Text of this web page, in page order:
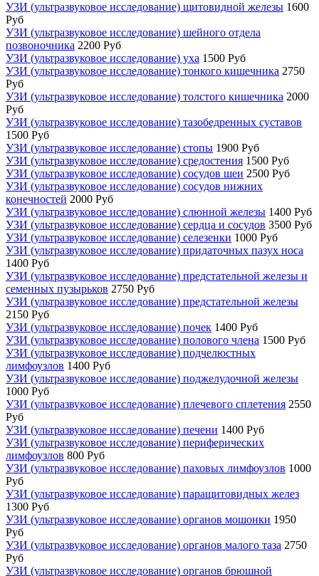
УЗИ (ультразвуковое исследование) щитовидной железы 1600
Руб
УЗИ (ультразвуковое исследование) шейного отдела
позвоночника 2200 Руб
УЗИ (ультразвуковое исследование) уха 1500 Руб
УЗИ (ультразвуковое исследование) тонкого кишечника 2750
Руб
УЗИ (ультразвуковое исследование) толстого кишечника 2000
Руб
УЗИ (ультразвуковое исследование) тазобедренных суставов
1500 Руб
УЗИ (ультразвуковое исследование) стопы 1900 Руб
УЗИ (ультразвуковое исследование) средостения 1500 Руб
УЗИ (ультразвуковое исследование) сосудов шеи 2500 Руб
УЗИ (ультразвуковое исследование) сосудов нижних
конечностей 2000 Руб
УЗИ (ультразвуковое исследование) слюнной железы 1400 Руб
УЗИ (ультразвуковое исследование) сердца и сосудов 3500 Руб
УЗИ (ультразвуковое исследование) селезенки 1000 Руб
УЗИ (ультразвуковое исследование) придаточных пазух носа
1400 Руб
УЗИ (ультразвуковое исследование) предстательной железы и
семенных пузырьков 2750 Руб
УЗИ (ультразвуковое исследование) предстательной железы
2150 Руб
УЗИ (ультразвуковое исследование) почек 1400 Руб
УЗИ (ультразвуковое исследование) полового члена 1500 Руб
УЗИ (ультразвуковое исследование) подчелюстных
лимфоузлов 1400 Руб
УЗИ (ультразвуковое исследование) поджелудочной железы
1000 Руб
УЗИ (ультразвуковое исследование) плечевого сплетения 2550
Руб
УЗИ (ультразвуковое исследование) печени 1400 Руб
УЗИ (ультразвуковое исследование) периферических
лимфоузлов 800 Руб
УЗИ (ультразвуковое исследование) паховых лимфоузлов 1000
Руб
УЗИ (ультразвуковое исследование) паращитовидных желез
1300 Руб
УЗИ (ультразвуковое исследование) органов мошонки 1950
Руб
УЗИ (ультразвуковое исследование) органов малого таза 2750
Руб
УЗИ (ультразвуковое исследование) органов брюшной